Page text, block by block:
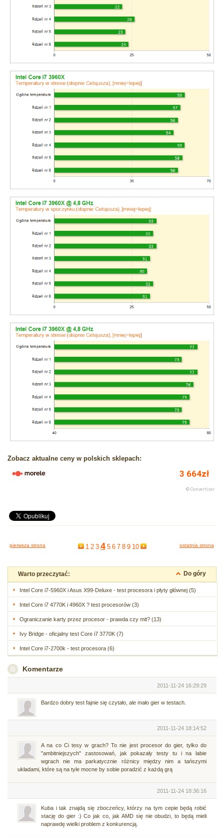
Zobacz aktualne ceny w polskich sklepach:
pierwsza strona 1 2 3 4 5 6 7 8 9 10 ostatnia strona
Warto przeczytać: Do góry
Intel Core i7-5960X i Asus X99-Deluxe - test procesora i płyty głównej (5)
Intel Core i7 4770K i 4960X ? test procesorów (3)
Ograniczanie karty przez procesor - prawda czy mit? (13)
Ivy Bridge - oficjalny test Core i7 3770K (7)
Intel Core i7-2700k - test procesora (6)
Komentarze
2011-11-24 16:29:29
Bardzo dobry test fajnie się czytało, ale mało gier w testach.
2011-11-24 18:14:52
A na co Ci tesy w grach? To nie jest procesor do gier, tylko do
"ambitniejszych" zastosowań, jak pokazały testy tu i na labie
wgrach nie ma parkatycznie różnicy między nim a tańszymi
układami, które są na tyle mocne by sobie poradzić z każdą grą
2011-11-24 18:36:16
Kuba i tak znajdą się zboczeńcy, którzy na tym cepie będą robić
stację do gier :) Co jak co, jak AMD się nie obudzi, to będą mieli
naprawdę wielki problem z konkurencją.